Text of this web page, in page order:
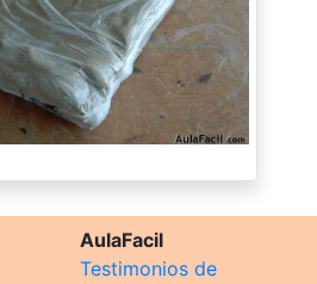
AulaFacil
Testimonios de